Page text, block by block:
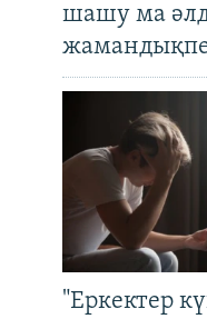
шашу ма
"Еркектер